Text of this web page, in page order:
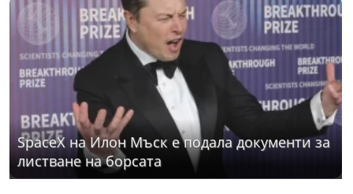
SpaceX на Илон Мъск е подала документи за
листване на борсата